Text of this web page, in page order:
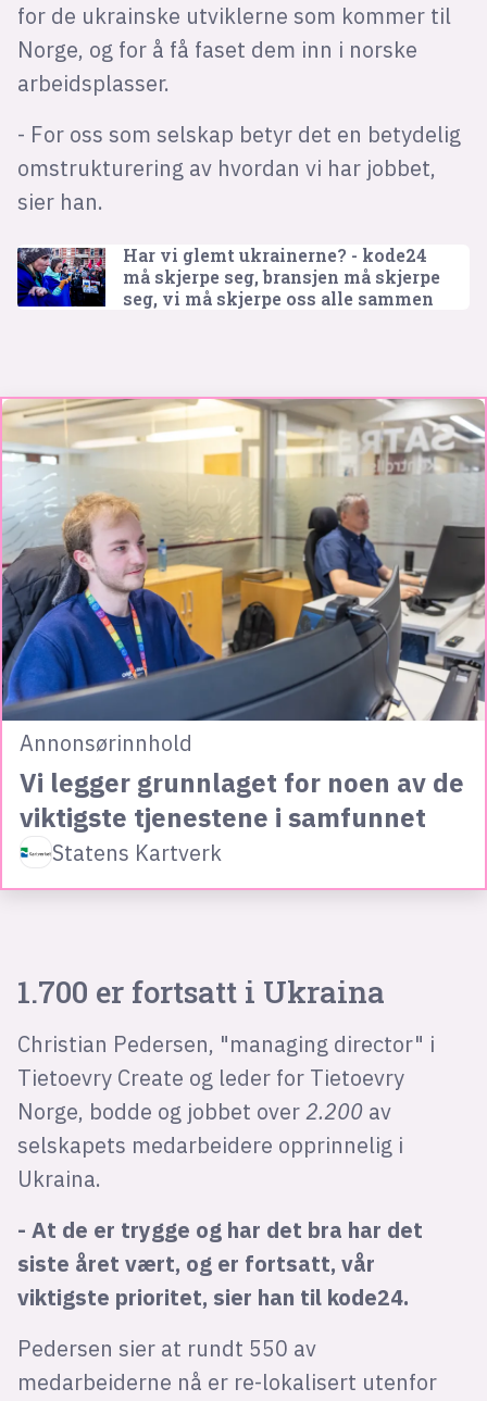
for de ukrainske utviklerne som kommer til
Norge, og for å få faset dem inn i norske
arbeidsplasser.
- For oss som selskap betyr det en betydelig
omstrukturering av hvordan vi har jobbet,
sier han.
Har vi glemt ukrainerne? - kode24
må skjerpe seg, bransjen må skjerpe
seg, vi må skjerpe oss alle sammen
Annonsørinnhold
Vi legger grunnlaget for noen av de
viktigste tjenestene i samfunnet
Statens Kartverk
1.700 er fortsatt i Ukraina
Christian Pedersen, "managing director" i
Tietoevry Create og leder for Tietoevry
Norge, bodde og jobbet over 2.200 av
selskapets medarbeidere opprinnelig i
Ukraina.
- At de er trygge og har det bra har det
siste året vært, og er fortsatt, vår
viktigste prioritet, sier han til kode24.
Pedersen sier at rundt 550 av
medarbeiderne nå er re-lokalisert utenfor